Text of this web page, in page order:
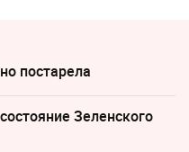
постарела
Зеленского